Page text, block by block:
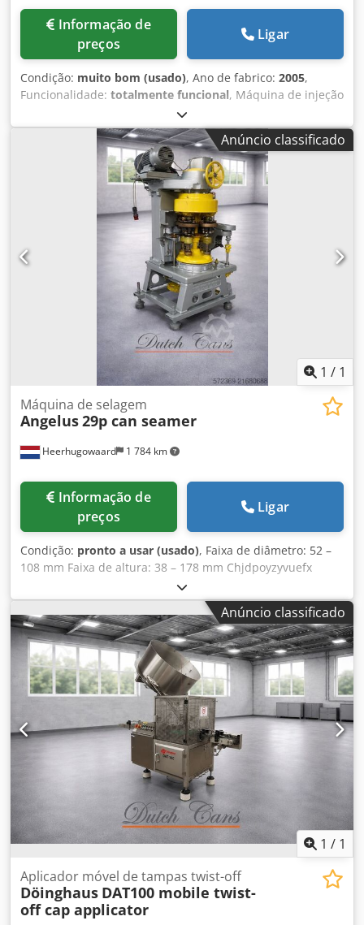
preços
Ligar
Condição: muito bom (usado), Ano de fabrico: 2005,
Funcionalidade: totalmente funcional, Máquina de injeção
de gás e fechamento para lavagem com gás nitrogênio de
latas redondas para pó e café. Especificações técnicas
conforme o fabricante original: - Faixa de diâmetro: 56 mm
– 86 mm - Faixa de altura: 45 mm – 200 mm - Capacidade
de produção: até 50 latas por minuto - Número de cabeças
de fumigação: 10 Codpfx Asw I Ax Romueha - Número de
cabeças de fechamento: 1
Anúncio classificado
1 / 1
Heerhugowaard 1 784 km
Máquina de selagem
Angelus29p can seamer
preços
Ligar
Condição: pronto a usar (usado), Faixa de diâmetro: 52 –
108 mm Faixa de altura: 38 – 178 mm Chjdpoyzyvuefx
Amuea Capacidade de produção: 150 unid./min Número
de cabeças: 4
Anúncio classificado
1 / 1
Aplicador móvel de tampas twist-off
Döinghaus DAT100 mobile twist-
off cap applicator